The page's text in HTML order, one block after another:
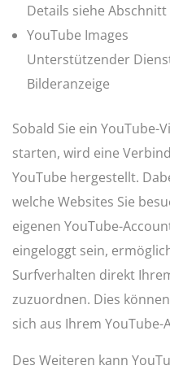
Details siehe
YouTube Images
Unterstützender
Bilderanzeige
Sobald Sie ein YouTube-
starten, wird eine
YouTube hergestellt.
welche Websites Sie
eigenen YouTube-
eingeloggt sein,
Surfverhalten direkt
zuzuordnen. Dies
sich aus Ihrem YouTube-
Des Weiteren kann